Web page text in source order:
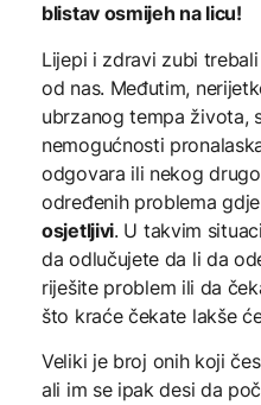
blistav osmijeh na licu!
Lijepi i zdravi zubi
od nas. Međutim,
ubrzanog tempa života,
nemogućnosti
odgovara ili nekog
određenih problema
osjetljivi. U takvim
da odlučujete da li da
riješite problem ili da
što kraće čekate lakše
Veliki je broj onih koji
ali im se ipak desi da